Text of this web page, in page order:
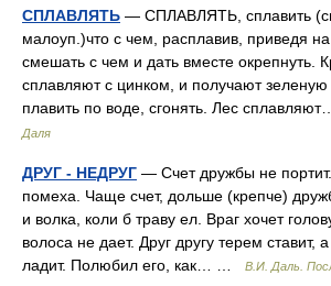
СПЛАВЛЯТЬ — СПЛАВЛЯТЬ, сплавить
малоуп.)что с чем, расплавив, приведя на
смешать с чем и дать вместе окрепнуть.
сплавляют с цинком, и получают зеленую
плавить по воде, сгонять. Лес
Даля
ДРУГ - НЕДРУГ — Счет дружбы не
помеха. Чаще счет, дольше (крепче)
и волка, коли б траву ел. Враг хочет
волоса не дает. Друг другу терем ставит,
ладит. Полюбил его, как… …
В.И. Даль.